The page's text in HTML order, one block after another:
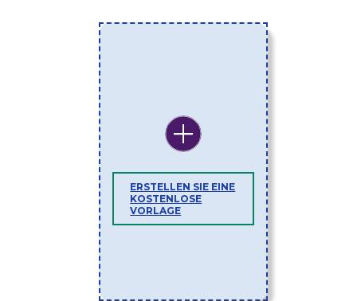
ERSTELLEN SIE EINE
KOSTENLOSE
VORLAGE